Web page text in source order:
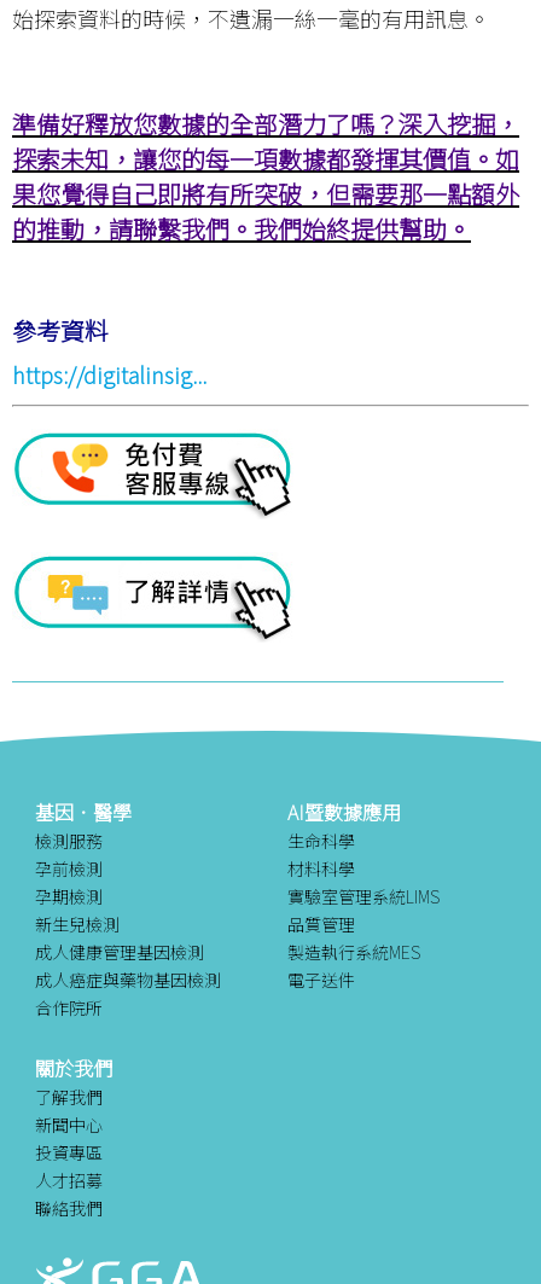
始探索資料的時候，不遺漏一絲一毫的有用訊息。
準備好釋放您數據的全部潛力了嗎？深入挖掘，
探索未知，讓您的每一項數據都發揮其價值。如
果您覺得自己即將有所突破，但需要那一點額外
的推動，請聯繫我們。我們始終提供幫助。
參考資料
https://digitalinsig...
基因．醫學
檢測服務
孕前檢測
孕期檢測
新生兒檢測
成人健康管理基因檢測
成人癌症與藥物基因檢測
合作院所
AI暨數據應用
生命科學
材料科學
實驗室管理系統LIMS
品質管理
製造執行系統MES
電子送件
關於我們
了解我們
新聞中心
投資專區
人才招募
聯絡我們